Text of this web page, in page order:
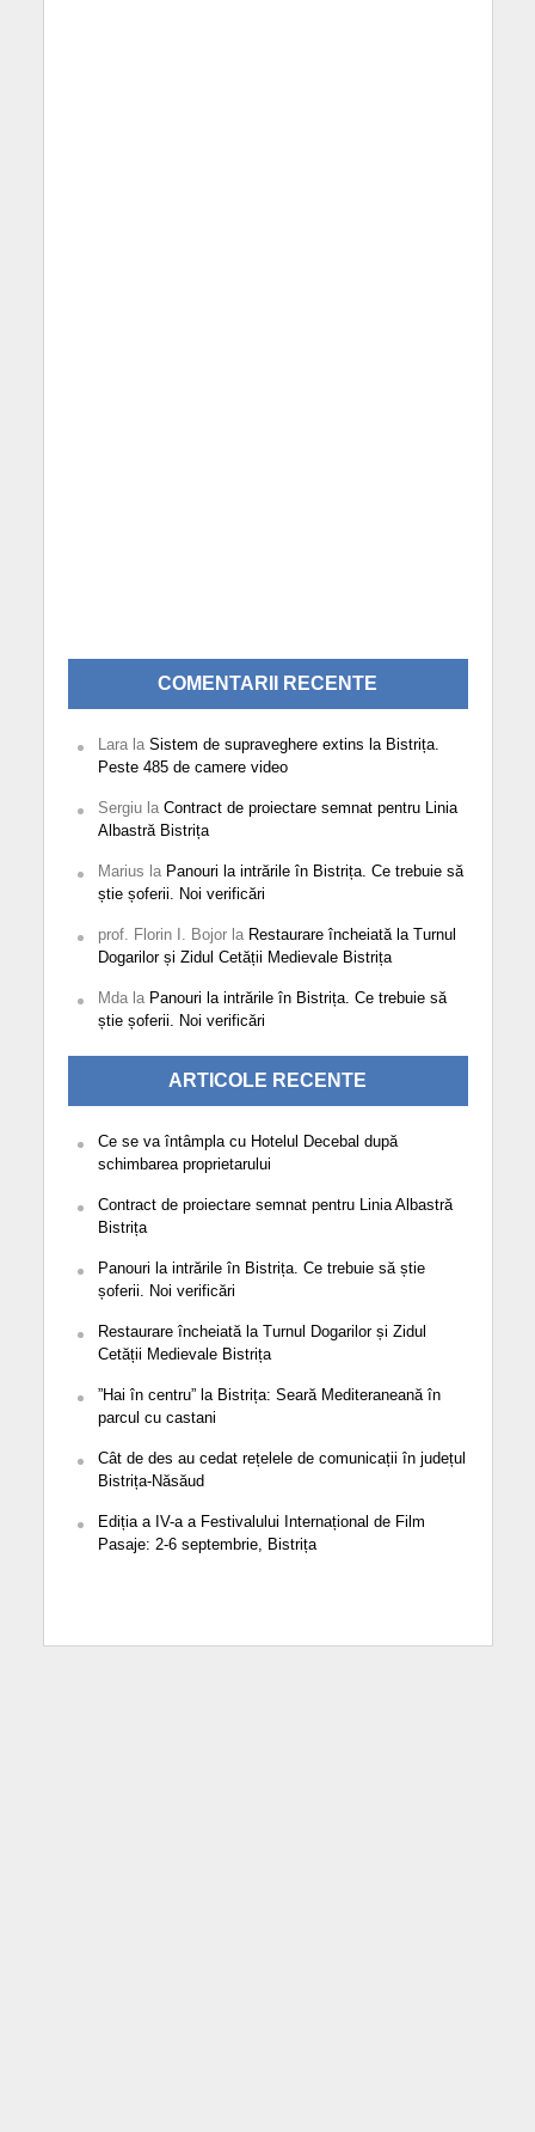
COMENTARII RECENTE
Larala Sistem de supraveghere extins la Bistrița.
Peste 485 de camere video
Sergiula Contract de proiectare semnat pentru Linia
Albastră Bistrița
Marius la Panouri la intrările în Bistrița. Ce trebuie să
știe șoferii. Noi verificări
prof. Florin I. Bojorla Restaurare încheiată la Turnul
Dogarilor și Zidul Cetății Medievale Bistrița
Mdala Panouri la intrările în Bistrița. Ce trebuie să
știe șoferii. Noi verificări
ARTICOLE RECENTE
Ce se va întâmpla cu Hotelul Decebal după
schimbarea proprietarului
Contract de proiectare semnat pentru Linia Albastră
Bistrița
Panouri la intrările în Bistrița. Ce trebuie să știe
șoferii. Noi verificări
Restaurare încheiată la Turnul Dogarilor și Zidul
Cetății Medievale Bistrița
”Hai în centru” la Bistrița: Seară Mediteraneană în
parcul cu castani
Cât de des au cedat rețelele de comunicații în județul
Bistrița-Năsăud
Ediția a IV-a a Festivalului Internațional de Film
Pasaje: 2-6 septembrie, Bistrița